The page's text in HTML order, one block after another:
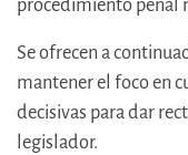
procedimiento penal
Se ofrecen a
mantener el foco en
decisivas para dar
legislador.